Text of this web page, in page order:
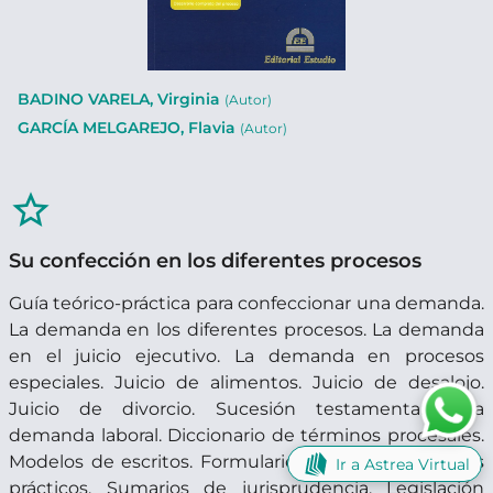
BADINO VARELA, Virginia (Autor)
GARCÍA MELGAREJO, Flavia (Autor)
star_border
Su confección en los diferentes procesos
Guía teórico-práctica para confeccionar una demanda.
La demanda en los diferentes procesos. La demanda
en el juicio ejecutivo. La demanda en procesos
especiales. Juicio de alimentos. Juicio de desalojo.
Juicio de divorcio. Sucesión testamentaria. La
demanda laboral. Diccionario de términos procesales.
Modelos de escritos. Formularios. Datos útiles. Casos
prácticos. Sumarios de jurisprudencia. Legislación
Ir a Astrea Virtual